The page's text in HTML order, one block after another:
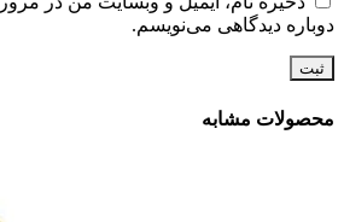
دوباره دیدگاهی می‌نویسم.
محصولات مشابه